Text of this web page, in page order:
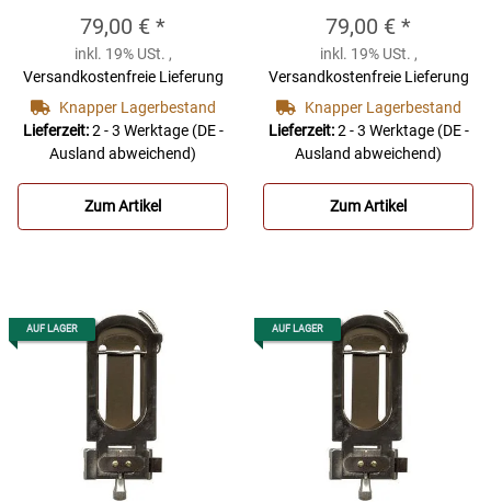
Altsaxophon
CORDIER
Blattschneider
Altsaxophon
79,00 € *
inkl. 19% USt. ,
Versandkostenfreie Lieferung
Knapper Lagerbestand
Lieferzeit:2 - 3 Werktage (DE -
Ausland abweichend)
Zum Artikel
Baritonsaxophon
CORDIER
Blattschneider
Baritonsaxophon
79,00 € *
inkl. 19% USt. ,
Versandkostenfreie Lieferung
Knapper Lagerbestand
Lieferzeit:2 - 3 Werktage (DE -
Ausland abweichend)
Zum Artikel
AUF LAGER AUF LAGER